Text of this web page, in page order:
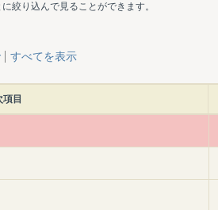
絞り込んで見ることができます。
すべてを表示
項目